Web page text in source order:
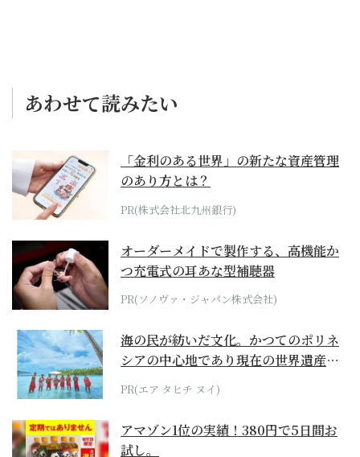
あわせて読みたい
「金利のある世界」の新たな資産管理
のあり方とは？
PR(株式会社北九州銀行)
オーダーメイドで製作する、高機能か
つ充電式の耳あな型補聴器
PR(ソノヴァ・ジャパン株式会社)
海の民が紡いだ文化。かつてのポリネ
シアの中心地であり現在の世界遺産か
らみえてくる...
PR(エア タヒチ ヌイ)
アマゾン1位の実績！380円で5日間お
試し。